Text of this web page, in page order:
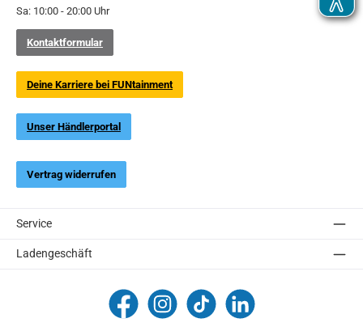
Sa: 10:00 - 20:00 Uhr
Kontaktformular
Deine Karriere bei FUNtainment
Unser Händlerportal
Vertrag widerrufen
Service
Ladengeschäft
FUNtainment Munich
funtainment_mucfuntainment_mucFUNtainment GmbH